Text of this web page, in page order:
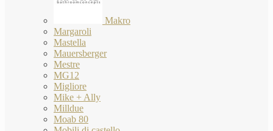
Makro
Margaroli
Mastella
Mauersberger
Mestre
MG12
Migliore
Mike + Ally
Milldue
Moab 80